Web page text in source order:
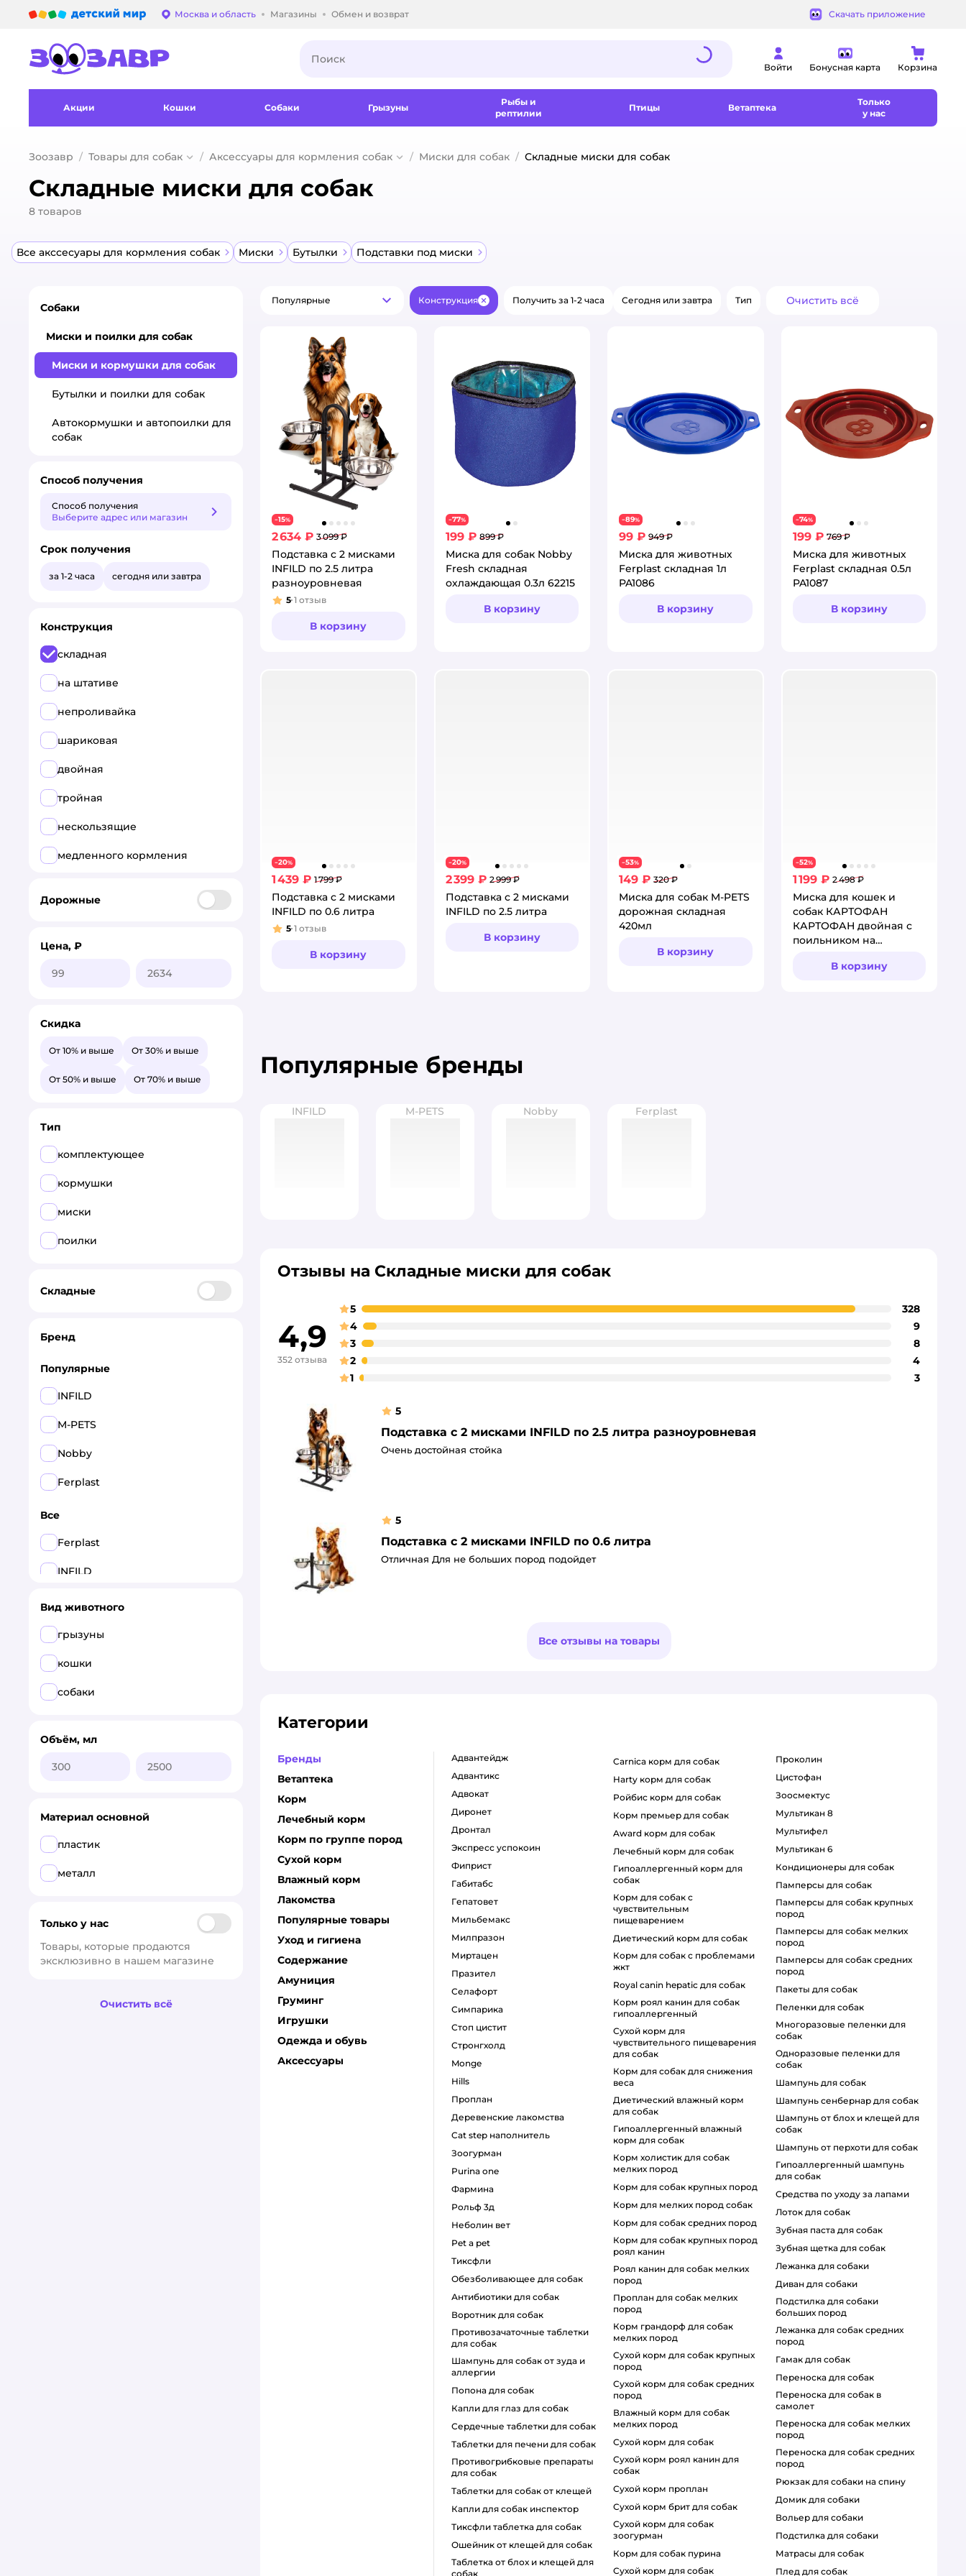
Выбор адреса доставки.
Москва и область Магазины Обмен и возврат Скачать приложение
Войти Бонусная карта Корзина
Акции Кошки Собаки Грызуны
Рыбы и
рептилии
Птицы Ветаптека
Только
у нас
Зоозавр Товары для собак Аксессуары для кормления собак Миски для собак Складные миски для собак
Складные миски для собак
8 товаров
Все акссесуары для кормления собак Миски Бутылки Подставки под миски
Популярные
Популярные Конструкция ЗакрытьПолучить за 1-2 часа Сегодня или завтра Тип Очистить всё
−15%
2 634 ₽ 3 099 ₽
Подставка с 2 мисками
INFILD по 2.5 литра
разноуровневая
Рейтинг:
5 1 отзыв
В корзину
−77%
199 ₽ 899 ₽
Миска для собак Nobby
Fresh складная
охлаждающая 0.3л 62215
В корзину
−89%
99 ₽ 949 ₽
Миска для животных
Ferplast складная 1л
PA1086
В корзину
−74%
199 ₽ 769 ₽
Миска для животных
Ferplast складная 0.5л
PA1087
В корзину
−20%
1 439 ₽ 1 799 ₽
Подставка с 2 мисками
INFILD по 0.6 литра
Рейтинг:
5 1 отзыв
В корзину
−20%
2 399 ₽ 2 999 ₽
Подставка с 2 мисками
INFILD по 2.5 литра
В корзину
−53%
149 ₽ 320 ₽
Миска для собак M-PETS
дорожная складная
420мл
В корзину
−52%
1 199 ₽ 2 498 ₽
Миска для кошек и
собак КАРТОФАН
КАРТОФАН двойная с
поильником на
В корзину
Популярные бренды
INFILD M-PETS Nobby Ferplast
Отзывы на Складные миски для собак
4,9
352 отзыва
5
328
4
9
3
8
2
4
1
3
5
Подставка с 2 мисками INFILD по 2.5 литра разноуровневая
Очень достойная стойка
5
Подставка с 2 мисками INFILD по 0.6 литра
Отличная Для не больших пород подойдет
Все отзывы на товары
Категории
Бренды
Ветаптека
Корм
Лечебный корм
Корм по группе пород
Сухой корм
Влажный корм
Лакомства
Популярные товары
Уход и гигиена
Содержание
Амуниция
Груминг
Игрушки
Одежда и обувь
Аксессуары
адвантейдж
адвантикс
адвокат
диронет
дронтал
экспресс успокоин
фиприст
габитабс
гепатовет
мильбемакс
милпразон
миртацен
празител
селафорт
симпарика
стоп цистит
стронгхолд
monge
hills
проплан
деревенские лакомства
cat step наполнитель
зоогурман
purina one
фармина
рольф 3д
неболин вет
pet a pet
тиксфли
обезболивающее для собак
антибиотики для собак
воротник для собак
противозачаточные таблетки
для собак
шампунь для собак от зуда и
аллергии
попона для собак
капли для глаз для собак
сердечные таблетки для собак
таблетки для печени для собак
противогрибковые препараты
для собак
таблетки для собак от клещей
капли для собак инспектор
тиксфли таблетка для собак
ошейник от клещей для собак
таблетка от блох и клещей для
собак
carnica корм для собак
harty корм для собак
ройбис корм для собак
корм премьер для собак
award корм для собак
лечебный корм для собак
гипоаллергенный корм для
собак
корм для собак с
чувствительным
пищеварением
диетический корм для собак
корм для собак с проблемами
жкт
royal canin hepatic для собак
корм роял канин для собак
гипоаллергенный
сухой корм для
чувствительного пищеварения
для собак
корм для собак для снижения
веса
диетический влажный корм
для собак
гипоаллергенный влажный
корм для собак
корм холистик для собак
мелких пород
корм для собак крупных пород
корм для мелких пород собак
корм для собак средних пород
корм для собак крупных пород
роял канин
роял канин для собак мелких
пород
проплан для собак мелких
пород
корм грандорф для собак
мелких пород
сухой корм для собак крупных
пород
сухой корм для собак средних
пород
влажный корм для собак
мелких пород
сухой корм для собак
сухой корм роял канин для
собак
сухой корм проплан
сухой корм брит для собак
сухой корм для собак
зоогурман
корм для собак пурина
сухой корм для собак
проколин
цистофан
зоосмектус
мультикан 8
мультифел
мультикан 6
кондиционеры для собак
памперсы для собак
памперсы для собак крупных
пород
памперсы для собак мелких
пород
памперсы для собак средних
пород
пакеты для собак
пеленки для собак
многоразовые пеленки для
собак
одноразовые пеленки для
собак
шампунь для собак
шампунь сенбернар для собак
шампунь от блох и клещей для
собак
шампунь от перхоти для собак
гипоаллергенный шампунь
для собак
средства по уходу за лапами
лоток для собак
зубная паста для собак
зубная щетка для собак
лежанка для собаки
диван для собаки
подстилка для собаки
больших пород
лежанка для собак средних
пород
гамак для собак
переноска для собак
переноска для собак в
самолет
переноска для собак мелких
пород
переноска для собак средних
пород
рюкзак для собаки на спину
домик для собаки
вольер для собаки
подстилка для собаки
матрасы для собак
плед для собак
Собаки
Миски и поилки для собак
Миски и кормушки для собак
Бутылки и поилки для собак
Автокормушки и автопоилки для
собак
Способ получения
Способ получения
Выберите адрес или магазин
Способ получения
Срок получения
за 1-2 часа сегодня или завтра
Конструкция
складная
на штативе
непроливайка
шариковая
двойная
тройная
нескользящие
медленного кормления
Дорожные
Цена, ₽
Скидка
От 10% и выше От 30% и выше
От 50% и выше От 70% и выше
Тип
комплектующее
кормушки
миски
поилки
Складные
Бренд
Популярные
INFILD
M-PETS
Nobby
Ferplast
Все
Ferplast
INFILD
Вид животного
грызуны
кошки
собаки
Объём, мл
Материал основной
пластик
металл
Только у нас
Товары, которые продаются
эксклюзивно в нашем магазине
Очистить всё